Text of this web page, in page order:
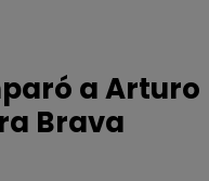
a
Brava